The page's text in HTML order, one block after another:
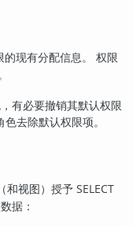
现有分配信息。 权限
有必要撤销其默认权限
色去除默认权限项。
和视图）授予 SELECT
据：